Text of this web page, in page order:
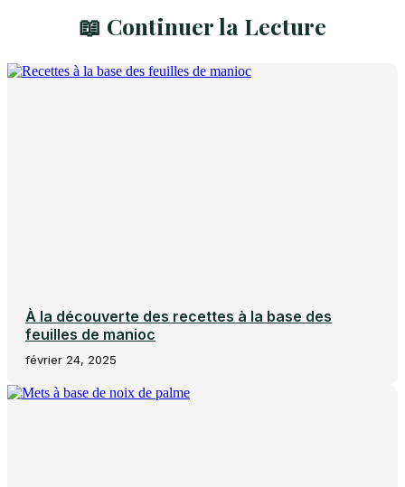
📖 Continuer la Lecture
À la découverte des recettes à la base des
feuilles de manioc
février 24, 2025